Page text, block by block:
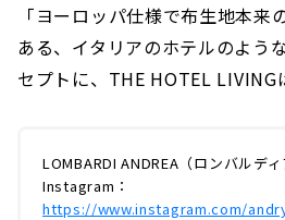
「ヨーロッパ仕様で布生地本来
ある、イタリアのホテルのよう
セプトに、THE HOTEL LIVING
LOMBARDI ANDREA（ロンバルディ
Instagram：
https://www.instagram.com/